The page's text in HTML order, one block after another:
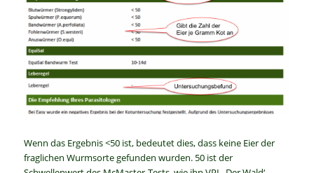
Wenn das Ergebnis <50 ist, bedeutet dies, dass keine Eier der
fraglichen Wurmsorte gefunden wurden. 50 ist der